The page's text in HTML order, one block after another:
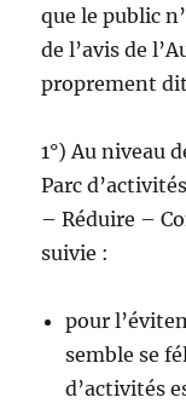
que le public
de l’avis de
proprement
1°) Au niveau
Parc
– Réduire –
suivie :
pour
semble se
d’activités